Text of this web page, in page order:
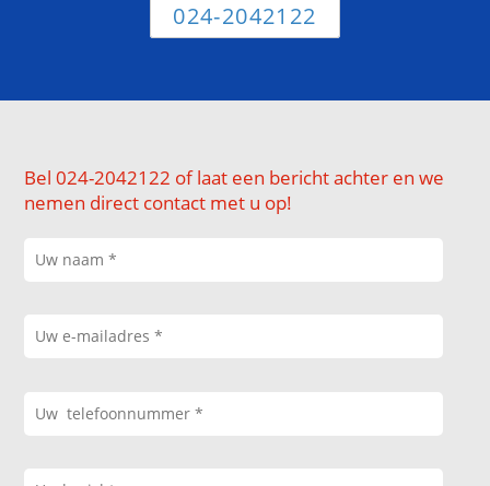
024-2042122
Bel 024-2042122 of laat een bericht achter en we
nemen direct contact met u op!